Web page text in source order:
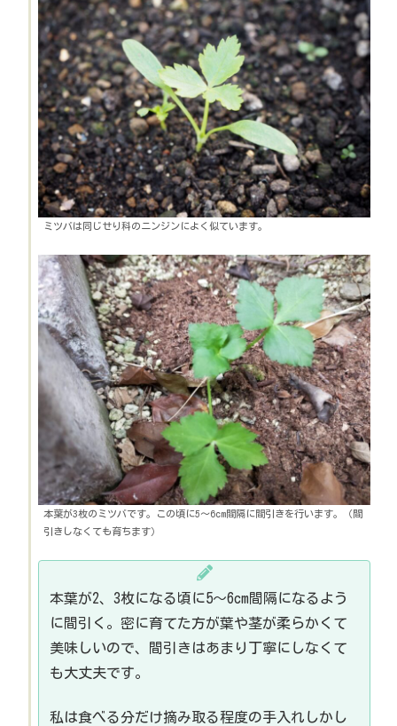
ミツバは同じせり科のニンジンによく似ています。
本葉が3枚のミツバです。この頃に5～6cm間隔に間引きを行います。（間
引きしなくても育ちます）
本葉が2、3枚になる頃に5～6cm間隔になるよう
に間引く。密に育てた方が葉や茎が柔らかくて
美味しいので、間引きはあまり丁寧にしなくて
も大丈夫です。
私は食べる分だけ摘み取る程度の手入れしかし